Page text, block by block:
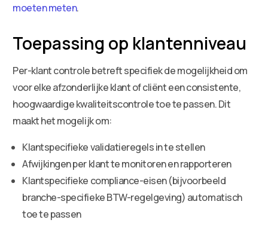
moeten meten.
Toepassing op klantenniveau
Per-klant controle betreft specifiek de mogelijkheid om
voor elke afzonderlijke klant of cliënt een consistente,
hoogwaardige kwaliteitscontrole toe te passen. Dit
maakt het mogelijk om:
Klantspecifieke validatieregels in te stellen
Afwijkingen per klant te monitoren en rapporteren
Klantspecifieke compliance-eisen (bijvoorbeeld
branche-specifieke BTW-regelgeving) automatisch
toe te passen